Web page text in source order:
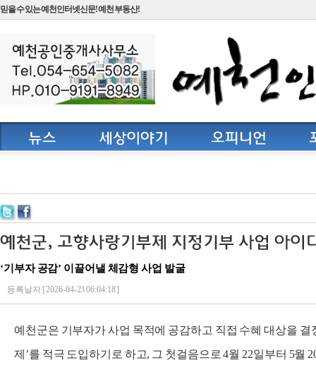
믿을 수 있는 예천인터넷신문! 예천 부동산!
‘기부자 공감’ 이끌어낼 체감형 사업 발굴
등록날자 [ 2026-04-23 06:04:18 ]
예천군은 기부자가 사업 목적에 공감하고 직접 수혜 대상을 결
제’를 적극 도입하기로 하고, 그 첫걸음으로 4월 22일부터 5월